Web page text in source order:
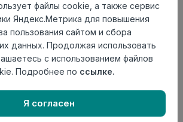
файлы cookie, а также сервис
Яндекс.Метрика для повышения
пользования сайтом и сбора
данных. Продолжая использовать
с использованием файлов
Подробнее по ссылке.
Я согласен